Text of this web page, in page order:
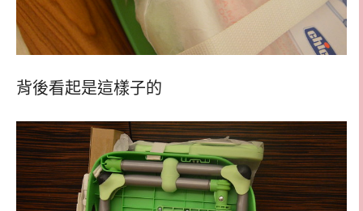
背後看起是這樣子的